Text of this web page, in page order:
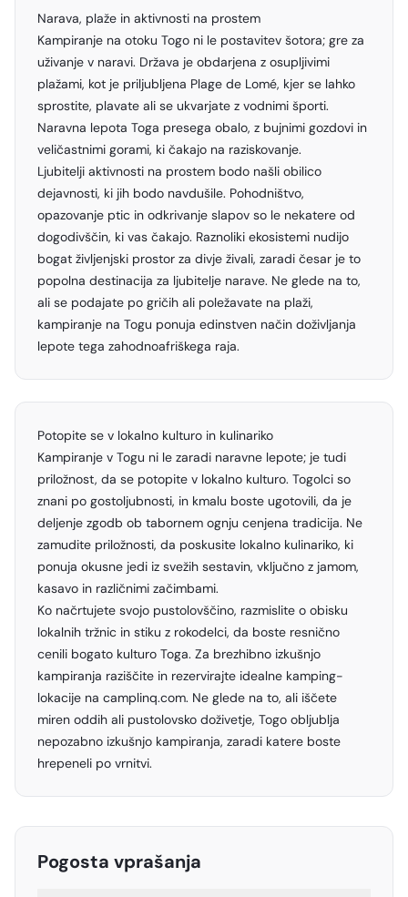
Narava, plaže in aktivnosti na prostem
Kampiranje na otoku Togo ni le postavitev šotora; gre za
uživanje v naravi. Država je obdarjena z osupljivimi
plažami, kot je priljubljena Plage de Lomé, kjer se lahko
sprostite, plavate ali se ukvarjate z vodnimi športi.
Naravna lepota Toga presega obalo, z bujnimi gozdovi in
veličastnimi gorami, ki čakajo na raziskovanje.
Ljubitelji aktivnosti na prostem bodo našli obilico
dejavnosti, ki jih bodo navdušile. Pohodništvo,
opazovanje ptic in odkrivanje slapov so le nekatere od
dogodivščin, ki vas čakajo. Raznoliki ekosistemi nudijo
bogat življenjski prostor za divje živali, zaradi česar je to
popolna destinacija za ljubitelje narave. Ne glede na to,
ali se podajate po gričih ali poležavate na plaži,
kampiranje na Togu ponuja edinstven način doživljanja
lepote tega zahodnoafriškega raja.
Potopite se v lokalno kulturo in kulinariko
Kampiranje v Togu ni le zaradi naravne lepote; je tudi
priložnost, da se potopite v lokalno kulturo. Togolci so
znani po gostoljubnosti, in kmalu boste ugotovili, da je
deljenje zgodb ob tabornem ognju cenjena tradicija. Ne
zamudite priložnosti, da poskusite lokalno kulinariko, ki
ponuja okusne jedi iz svežih sestavin, vključno z jamom,
kasavo in različnimi začimbami.
Ko načrtujete svojo pustolovščino, razmislite o obisku
lokalnih tržnic in stiku z rokodelci, da boste resnično
cenili bogato kulturo Toga. Za brezhibno izkušnjo
kampiranja raziščite in rezervirajte idealne kamping-
lokacije na camplinq.com. Ne glede na to, ali iščete
miren oddih ali pustolovsko doživetje, Togo obljublja
nepozabno izkušnjo kampiranja, zaradi katere boste
hrepeneli po vrnitvi.
Pogosta vprašanja